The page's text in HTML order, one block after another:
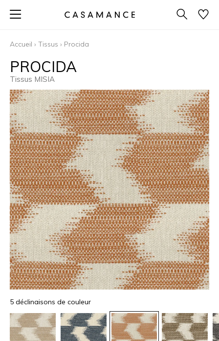
Accueil › Tissus › Procida
PROCIDA
Tissus MISIA
5 déclinaisons de couleur